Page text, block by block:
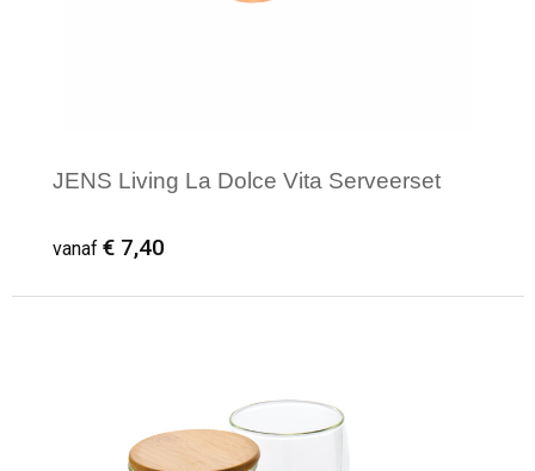
JENS Living La Dolce Vita Serveerset
vanaf € 7,40